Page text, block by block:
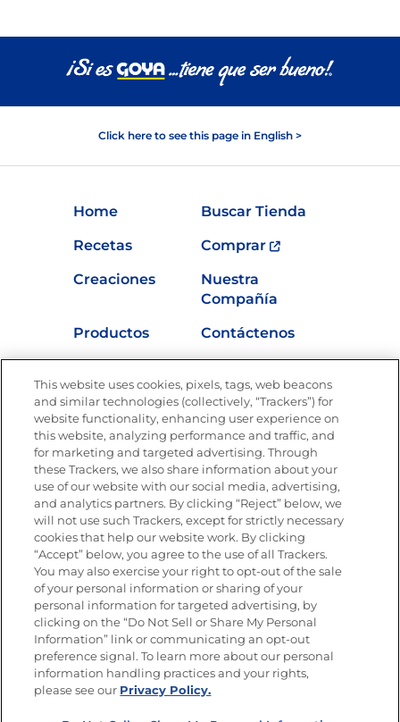
Click here to see this page in English >
Home
Buscar Tienda
Recetas
Comprar
Creaciones
Nuestra
Compañía
Productos
Contáctenos
Nutrición
Únete a La Cocina Goya®
Recibe Nuevas Recetas, Ofertas Especiales y
Promociones
Email(Obligatorio)
SÍGUENOS EN LAS REDES SOCIALES
This website uses cookies, pixels, tags, web beacons
and similar technologies (collectively, “Trackers”) for
website functionality, enhancing user experience on
this website, analyzing performance and traffic, and
for marketing and targeted advertising. Through
these Trackers, we also share information about your
use of our website with our social media, advertising,
and analytics partners. By clicking “Reject” below, we
will not use such Trackers, except for strictly necessary
cookies that help our website work. By clicking
“Accept” below, you agree to the use of all Trackers.
You may also exercise your right to opt-out of the sale
of your personal information or sharing of your
personal information for targeted advertising, by
clicking on the “Do Not Sell or Share My Personal
Information” link or communicating an opt-out
preference signal. To learn more about our personal
information handling practices and your rights,
please see our Privacy Policy.